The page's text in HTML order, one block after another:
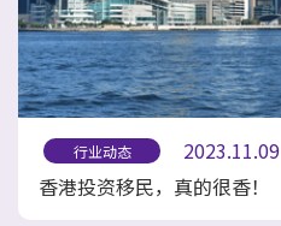
行业动态
2023.11.09
香港投资移民，真的很香！